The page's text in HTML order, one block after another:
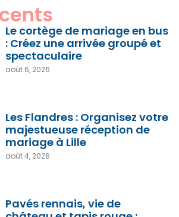
Le cortège de mariage en bus
: Créez une arrivée groupé et
spectaculaire
août 6, 2026
Les Flandres : Organisez votre
majestueuse réception de
mariage à Lille
août 4, 2026
Pavés rennais, vie de